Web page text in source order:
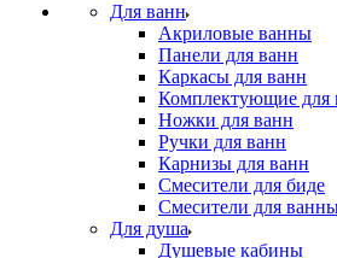
Для ванн
Акриловые ванны
Панели для ванн
Каркасы для ванн
Комплектующие для
Ножки для ванн
Ручки для ванн
Карнизы для ванн
Смесители для биде
Смесители для
Для душа
Душевые кабины